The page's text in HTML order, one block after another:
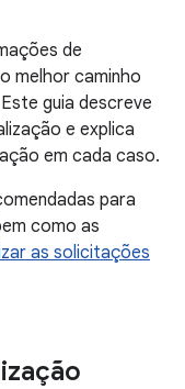
de
melhor caminho
guia descreve
e explica
em cada caso.
para
como as
as solicitações